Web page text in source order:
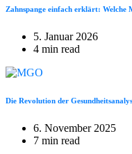
Zahnspange einfach erklärt: Welche
5. Januar 2026
4 min read
Die Revolution der
6. November 2025
7 min read